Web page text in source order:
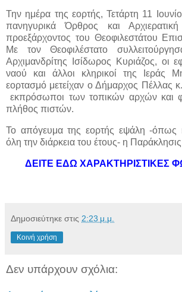
Την ημέρα της εορτής, Τετάρτη 11
πανηγυρικά Όρθρος και Αρχιερατική
προεξάρχοντος του Θεοφιλεστάτου
Με τον Θεοφιλέστατο
Αρχιμανδρίτης Ισίδωρος Κυριάζος, οι
ναού και άλλοι κληρικοί της Ιεράς
εορτασμό μετείχαν ο Δήμαρχος Πέλλας
εκπρόσωποι των τοπικών αρχών και
πλήθος πιστών.
Το απόγευμα της εορτής εψάλη -όπως
όλη την διάρκεια του έτους- η
ΔΕΙΤΕ ΕΔΩ ΧΑΡΑΚΤΗΡΙΣΤΙΚΕΣ
Δημοσιεύτηκε στις 2:23 μ.μ.
Κοινή χρήση
Δεν υπάρχουν σχόλια: